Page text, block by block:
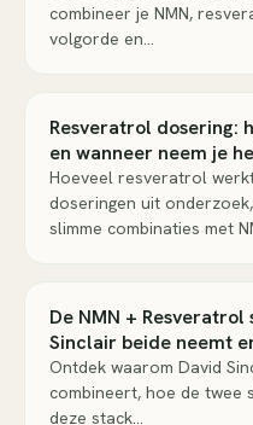
combineer je NMN,
volgorde en…
Resveratrol dosering:
en wanneer neem je
Hoeveel resveratrol
doseringen uit
slimme combinaties met
De NMN +
Sinclair beide neemt
Ontdek waarom David
combineert, hoe de twee
deze stack…